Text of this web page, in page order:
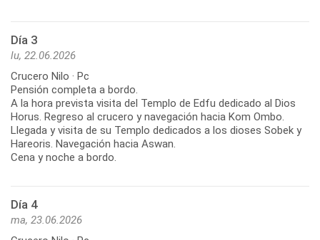
Día 3
lu, 22.06.2026
Crucero Nilo · Pc
Pensión completa a bordo.
A la hora prevista visita del Templo de Edfu dedicado al Dios
Horus. Regreso al crucero y navegación hacia Kom Ombo.
Llegada y visita de su Templo dedicados a los dioses Sobek y
Hareoris. Navegación hacia Aswan.
Día 4
ma, 23.06.2026